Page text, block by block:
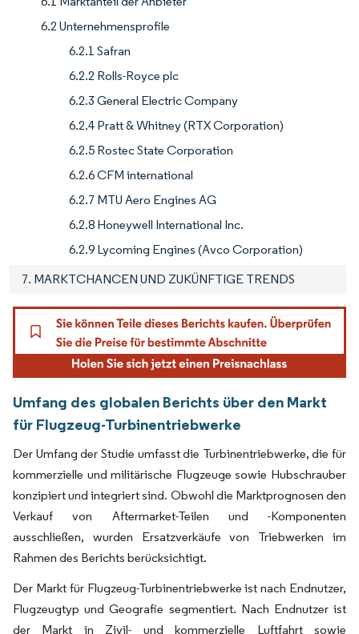
6.2 Unternehmensprofile
6.2.1 Safran
6.2.2 Rolls-Royce plc
6.2.3 General Electric Company
6.2.4 Pratt & Whitney (RTX Corporation)
6.2.5 Rostec State Corporation
6.2.6 CFM international
6.2.7 MTU Aero Engines AG
6.2.8 Honeywell International Inc.
6.2.9 Lycoming Engines (Avco Corporation)
7. MARKTCHANCEN UND ZUKÜNFTIGE TRENDS
Umfang des globalen Berichts über den Markt
für Flugzeug-Turbinentriebwerke
Der Umfang der Studie umfasst die Turbinentriebwerke, die für
kommerzielle und militärische Flugzeuge sowie Hubschrauber
konzipiert und integriert sind. Obwohl die Marktprognosen den
Verkauf von Aftermarket-Teilen und -Komponenten
ausschließen, wurden Ersatzverkäufe von Triebwerken im
Rahmen des Berichts berücksichtigt.
Der Markt für Flugzeug-Turbinentriebwerke ist nach Endnutzer,
Flugzeugtyp und Geografie segmentiert. Nach Endnutzer ist
der Markt in Zivil- und kommerzielle Luftfahrt sowie